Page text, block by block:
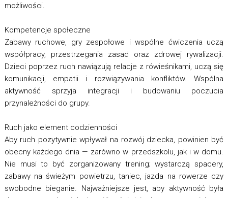
możliwości.
Kompetencje społeczne
Zabawy ruchowe, gry zespołowe i wspólne ćwiczenia uczą
współpracy, przestrzegania zasad oraz zdrowej rywalizacji.
Dzieci poprzez ruch nawiązują relacje z rówieśnikami, uczą się
komunikacji, empatii i rozwiązywania konfliktów. Wspólna
aktywność sprzyja integracji i budowaniu poczucia
przynależności do grupy.
Ruch jako element codzienności
Aby ruch pozytywnie wpływał na rozwój dziecka, powinien być
obecny każdego dnia — zarówno w przedszkolu, jak i w domu.
Nie musi to być zorganizowany trening; wystarczą spacery,
zabawy na świeżym powietrzu, taniec, jazda na rowerze czy
swobodne bieganie. Najważniejsze jest, aby aktywność była